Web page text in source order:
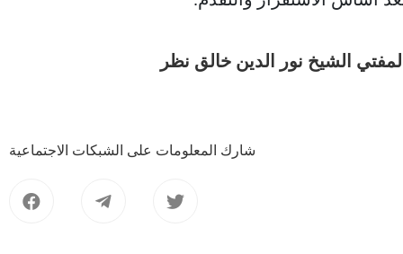
الشيخ نور الدين خالق نظر
شارك المعلومات على الشبكات الاجتماعية